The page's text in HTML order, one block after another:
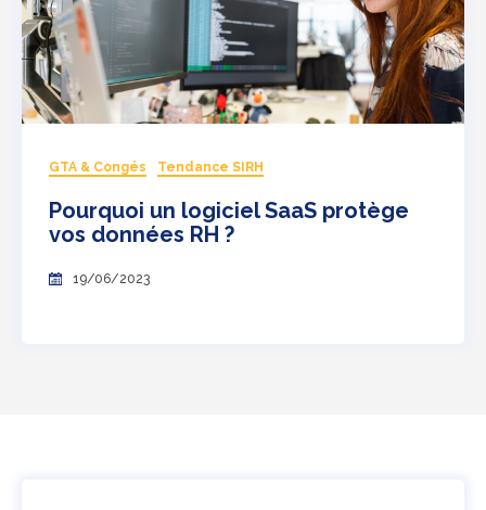
GTA & Congés Tendance SIRH
Pourquoi un logiciel SaaS protège
vos données RH ?
19/06/2023